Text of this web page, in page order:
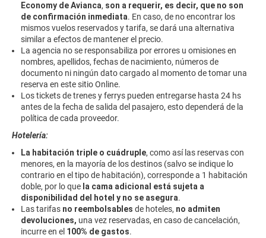
Economy de Avianca, son a requerir, es decir, que no son
de confirmación inmediata. En caso, de no encontrar los
mismos vuelos reservados y tarifa, se dará una alternativa
similar a efectos de mantener el precio.
La agencia no se responsabiliza por errores u omisiones en
nombres, apellidos, fechas de nacimiento, números de
documento ni ningún dato cargado al momento de tomar una
reserva en este sitio Online.
Los tickets de trenes y ferrys pueden entregarse hasta 24 hs
antes de la fecha de salida del pasajero, esto dependerá de la
política de cada proveedor.
Hotelería:
La habitación triple o cuádruple, como así las reservas con
menores, en la mayoría de los destinos (salvo se indique lo
contrario en el tipo de habitación), corresponde a 1 habitación
doble, por lo que la cama adicional está sujeta a
disponibilidad del hotel y no se asegura.
Las tarifas no reembolsables de hoteles, no admiten
devoluciones, una vez reservadas, en caso de cancelación,
incurre en el 100% de gastos.